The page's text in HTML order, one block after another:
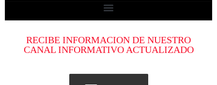
RECIBE INFORMACION DE NUESTRO
CANAL INFORMATIVO ACTUALIZADO